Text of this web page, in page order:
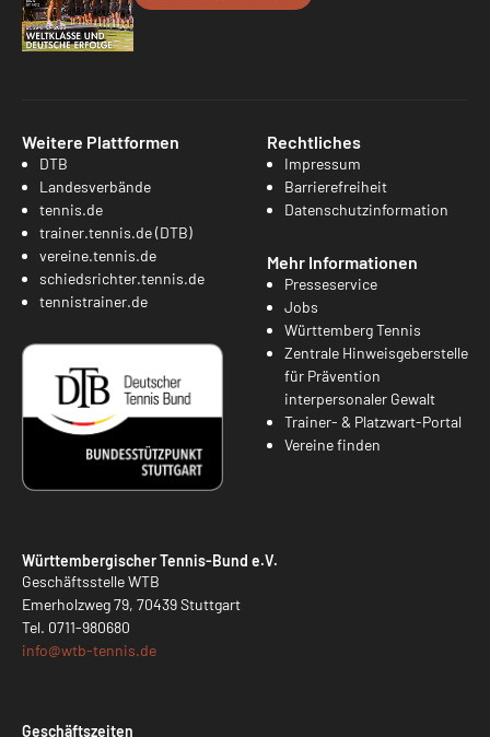
Weitere Plattformen
DTB
Landesverbände
tennis.de
trainer.tennis.de (DTB)
vereine.tennis.de
schiedsrichter.tennis.de
tennistrainer.de
Rechtliches
Impressum
Barrierefreiheit
Datenschutzinformation
Mehr Informationen
Presseservice
Jobs
Württemberg Tennis
Zentrale Hinweisgeberstelle
für Prävention
interpersonaler Gewalt
Trainer- & Platzwart-Portal
Vereine finden
Württembergischer Tennis-Bund e.V.
Geschäftsstelle WTB
Emerholzweg 79, 70439 Stuttgart
Tel. 0711-980680
info@wtb-tennis.de
Geschäftszeiten